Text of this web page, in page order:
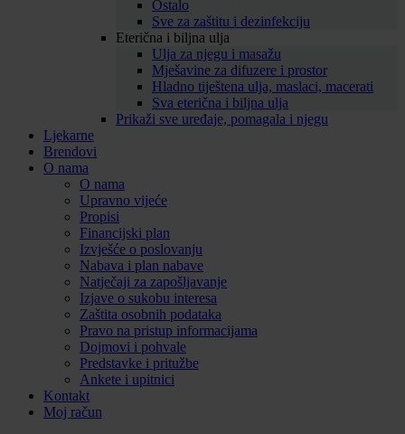
Ostalo
Sve za zaštitu i dezinfekciju
Eterična i biljna ulja
Ulja za njegu i masažu
Mješavine za difuzere i prostor
Hladno tiještena ulja, maslaci, macerati
Sva eterična i biljna ulja
Prikaži sve uređaje, pomagala i njegu
Ljekarne
Brendovi
O nama
O nama
Upravno vijeće
Propisi
Financijski plan
Izvješće o poslovanju
Nabava i plan nabave
Natječaji za zapošljavanje
Izjave o sukobu interesa
Zaštita osobnih podataka
Pravo na pristup informacijama
Dojmovi i pohvale
Predstavke i pritužbe
Ankete i upitnici
Kontakt
Moj račun